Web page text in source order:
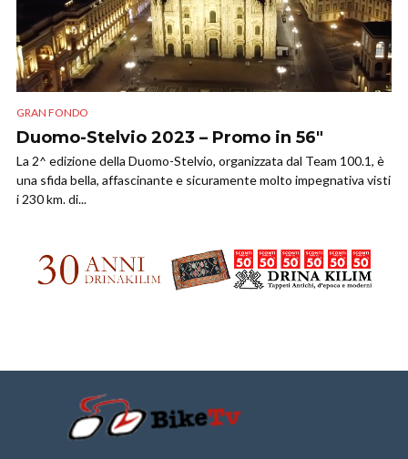
GRAN FONDO
Duomo-Stelvio 2023 – Promo in 56″
La 2^ edizione della Duomo-Stelvio, organizzata dal Team 100.1, è
una sfida bella, affascinante e sicuramente molto impegnativa visti
i 230 km. di...